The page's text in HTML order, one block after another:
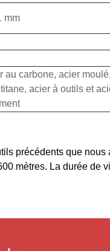
mm
au carbone, acier
acier à outils et
précédents que nous
mètres. La durée de